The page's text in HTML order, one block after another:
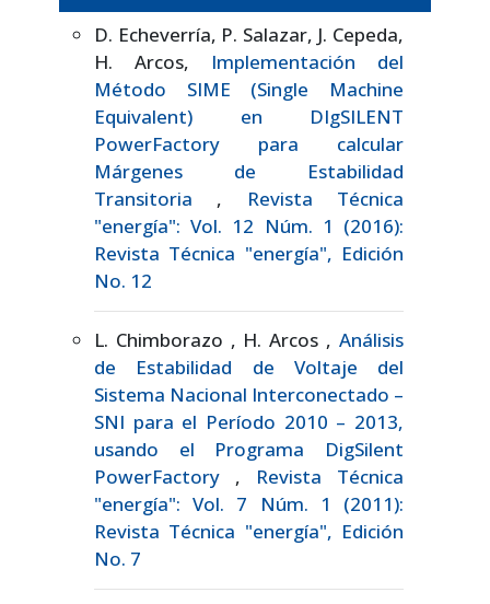
D. Echeverría, P. Salazar, J. Cepeda,
H. Arcos, Implementación del
Método SIME (Single Machine
Equivalent) en DIgSILENT
PowerFactory para calcular
Márgenes de Estabilidad
Transitoria ,
Revista Técnica
"energía": Vol. 12 Núm. 1 (2016):
Revista Técnica "energía", Edición
No. 12
L. Chimborazo , H. Arcos , Análisis
de Estabilidad de Voltaje del
Sistema Nacional Interconectado –
SNI para el Período 2010 – 2013,
usando el Programa DigSilent
PowerFactory , Revista Técnica
"energía": Vol. 7 Núm. 1 (2011):
Revista Técnica "energía", Edición
No. 7